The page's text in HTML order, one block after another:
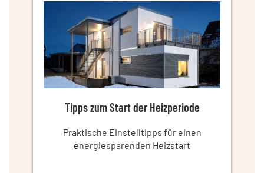
Tipps zum Start der Heizperiode
Praktische Einstelltipps für einen
energiesparenden Heizstart